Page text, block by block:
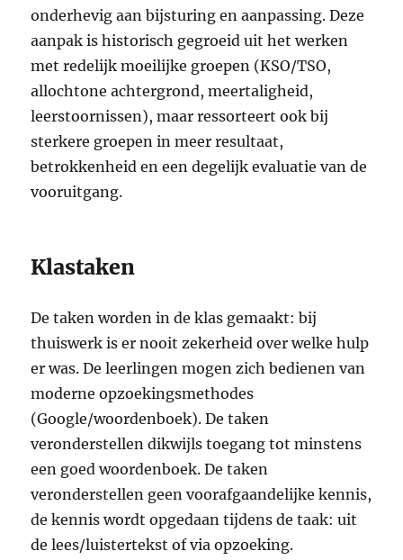
onderhevig aan bijsturing en aanpassing. Deze
aanpak is historisch gegroeid uit het werken
met redelijk moeilijke groepen (KSO/TSO,
allochtone achtergrond, meertaligheid,
leerstoornissen), maar ressorteert ook bij
sterkere groepen in meer resultaat,
betrokkenheid en een degelijk evaluatie van de
vooruitgang.
Klastaken
De taken worden in de klas gemaakt: bij
thuiswerk is er nooit zekerheid over welke hulp
er was. De leerlingen mogen zich bedienen van
moderne opzoekingsmethodes
(Google/woordenboek). De taken
veronderstellen dikwijls toegang tot minstens
een goed woordenboek. De taken
veronderstellen geen voorafgaandelijke kennis,
de kennis wordt opgedaan tijdens de taak: uit
de lees/luistertekst of via opzoeking.